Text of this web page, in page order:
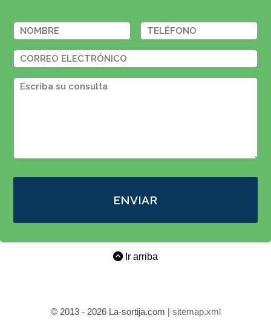
ENVIAR
Ir arriba
© 2013 - 2026 La-sortija.com | sitemap.xml